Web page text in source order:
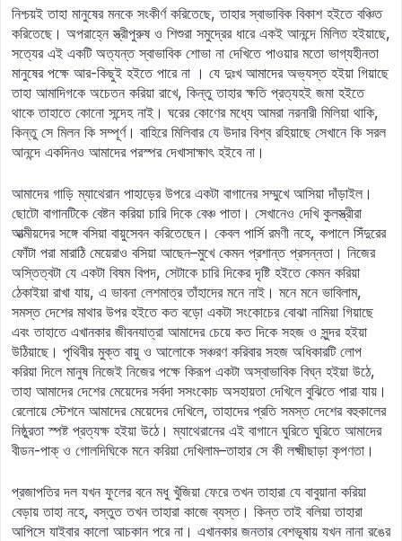
নিশ্চয়ই তাহা মানুষের মনকে সংকীর্ণ করিতেছে, তাহার স্বাভাবিক বিকাশ হইতে বঞ্চিত
করিতেছে। অপরাহ্নে স্ত্রীপুরুষ ও শিশুরা সমুদ্রের ধারে একই আনন্দে মিলিত হইয়াছে,
সত্যের এই একটি অত্যন্ত স্বাভাবিক শোভা না দেখিতে পাওয়ার মতো ভাগ্যহীনতা
মানুষের পক্ষে আর-কিছুই হইতে পারে না । যে দুঃখ আমাদের অভ্যস্ত হইয়া গিয়াছে
তাহা আমাদিগকে অচেতন করিয়া রাখে, কিন্তু তাহার ক্ষতি প্রত্যহই জমা হইতে
থাকে তাহাতে কোনো সন্দেহ নাই। ঘরের কোণের মধ্যে আমরা নরনারী মিলিয়া থাকি,
কিন্তু সে মিলন কি সম্পূর্ণ। বাহিরে মিলিবার যে উদার বিশ্ব রহিয়াছে সেখানে কি সরল
আনন্দে একদিনও আমাদের পরস্পর দেখাসাক্ষাৎ হইবে না।
আমাদের গাড়ি ম্যাথেরান পাহাড়ের উপরে একটা বাগানের সম্মুখে আসিয়া দাঁড়াইল।
ছোটো বাগানটিকে বেষ্টন করিয়া চারি দিকে বেঞ্চ পাতা। সেখানেও দেখি কুলস্ত্রীরা
আত্মীয়দের সঙ্গে বসিয়া বায়ুসেবন করিতেছেন। কেবল পার্সি রমণী নহে, কপালে সিঁদুরের
ফোঁটা পরা মারাঠি মেয়েরাও বসিয়া আছেন–মুখে কেমন প্রশান্ত প্রসন্নতা। নিজের
অস্তিত্বটা যে একটা বিষম বিপদ, সেটাকে চারি দিকের দৃষ্টি হইতে কেমন করিয়া
ঠেকাইয়া রাখা যায়, এ ভাবনা লেশমাত্র তাঁহাদের মনে নাই। মনে মনে ভাবিলাম,
সমস্ত দেশের মাথার উপর হইতে কত বড়ো একটা সংকোচের বোঝা নামিয়া গিয়াছে
এবং তাহাতে এখানকার জীবনযাত্রা আমাদের চেয়ে কত দিকে সহজ ও সুন্দর হইয়া
উঠিয়াছে। পৃথিবীর মুক্ত বায়ু ও আলোকে সঞ্চরণ করিবার সহজ অধিকারটি লোপ
করিয়া দিলে মানুষ নিজেই নিজের পক্ষে কিরূপ একটা অস্বাভাবিক বিঘ্ন হইয়া উঠে,
তাহা আমাদের দেশের মেয়েদের সর্বদা সসংকোচ অসহায়তা দেখিলে বুঝিতে পারা যায়।
রেলোয়ে স্টেশনে আমাদের মেয়েদের দেখিলে, তাহাদের প্রতি সমস্ত দেশের বহুকালের
নিষ্ঠুরতা স্পষ্ট প্রত্যক্ষ হইয়া উঠে। ম্যাথেরানের এই বাগানে ঘুরিতে ঘুরিতে আমাদের
বীডন-পাক্‌ ও গোলদিঘিকে মনে করিয়া দেখিলাম–তাহার সে কী লক্ষ্মীছাড়া কৃপণতা।
প্রজাপতির দল যখন ফুলের বনে মধু খুঁজিয়া ফেরে তখন তাহারা যে বাবুয়ানা করিয়া
বেড়ায় তাহা নহে, বস্তুত তখন তাহারা কাজে ব্যস্ত। কিন্ত তাই বলিয়া তাহারা
আপিসে যাইবার কালো আচকান পরে না। এখানকার জনতার বেশভূষায় যখন নানা রঙের